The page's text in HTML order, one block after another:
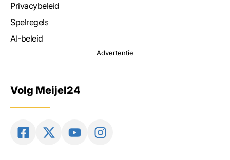
Privacybeleid
Spelregels
AI-beleid
Advertentie
Volg Meijel24